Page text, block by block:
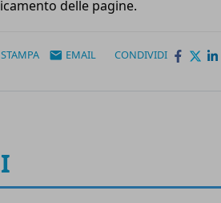
delle pagine.
STAMPA EMAIL CONDIVIDI
sviluppata da Generix Group e